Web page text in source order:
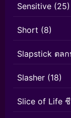
Sensitive (25)
Short (8)
Slapstick ตล
Slasher (18)
Slice of Life